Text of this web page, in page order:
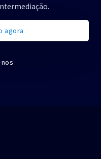
agora